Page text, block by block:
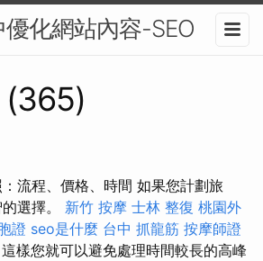
化網站內容-SEO
(365)
流程、價格、時間 如果您計劃旅
選擇。 新竹 按摩 士林 整復 桃園外
證 seo是什麼 台中 抓龍筋 按摩師證
這樣您就可以避免處理時間較長的高峰